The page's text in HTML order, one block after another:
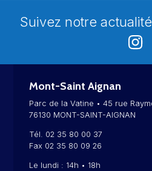
Suivez notre
Mont-Saint Aignan
Parc de la Vatine • 45 rue
76130 MONT-SAINT-AIGNAN
Tél. 02 35 80 00 37
Fax 02 35 80 09 26
Le lundi : 14h • 18h